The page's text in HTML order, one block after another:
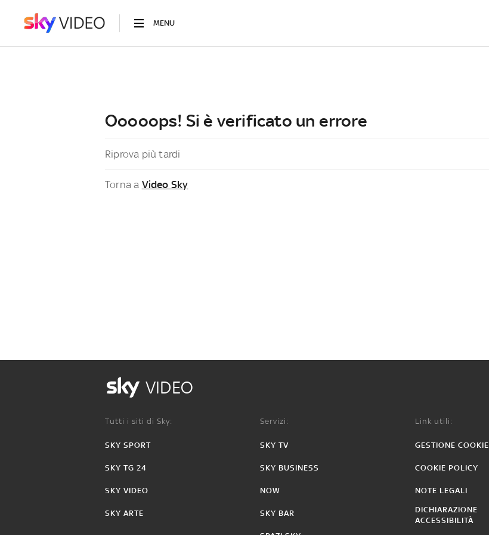
MENU
Ooooops! Si è verificato un errore
Riprova più tardi
Torna a Video Sky
VIDEO
Tutti i siti di Sky:
SKY SPORT
SKY TG 24
SKY VIDEO
SKY ARTE
Servizi:
SKY TV
SKY BUSINESS
NOW
SKY BAR
Link utili:
GESTIONE COOKIE
COOKIE POLICY
NOTE LEGALI
DICHIARAZIONE
ACCESSIBILITÀ